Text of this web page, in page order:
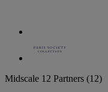
Midscale 12 Partners (12)